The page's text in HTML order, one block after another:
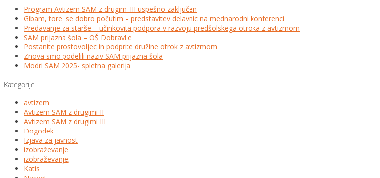
Program Avtizem SAM z drugimi III uspešno zaključen
Gibam, torej se dobro počutim – predstavitev delavnic na mednarodni konferenci
Predavanje za starše – učinkovita podpora v razvoju predšolskega otroka z avtizmom
SAM prijazna šola – OŠ Dobravlje
Postanite prostovoljec in podprite družine otrok z avtizmom
Znova smo podelili naziv SAM prijazna šola
Modri SAM 2025- spletna galerija
Kategorije
avtizem
Avtizem SAM z drugimi II
Avtizem SAM z drugimi III
Dogodek
Izjava za javnost
izobraževanje
izobraževanje;
Katis